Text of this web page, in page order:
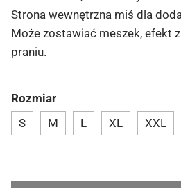
Strona wewnętrzna miś dla
Może zostawiać meszek, efekt
praniu.
Rozmiar
S
M L XL XXL